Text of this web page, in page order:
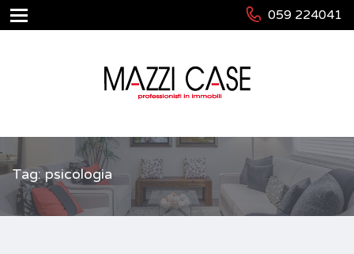
059 224041
Tag: psicologia